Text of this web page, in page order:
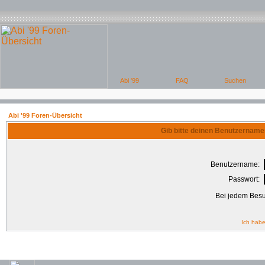
Abi '99 Foren-Übersicht
Gib bitte deinen
Benutzername:
Passwort:
Bei jedem
Ich